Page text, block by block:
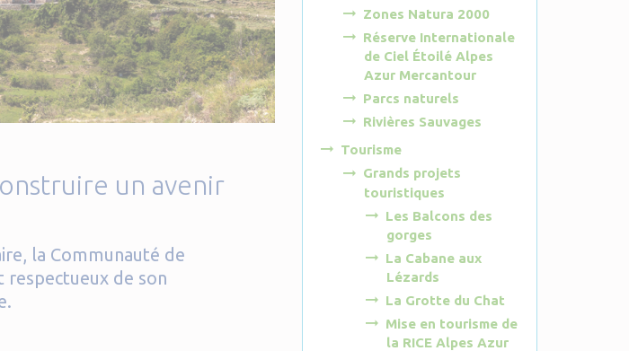
un avenir
la Communauté de
respectueux de son
Zones Natura 2000
Réserve Internationale
de Ciel Étoilé Alpes
Azur Mercantour
Parcs naturels
Rivières Sauvages
Tourisme
Grands projets
touristiques
Les Balcons des
gorges
La Cabane aux
Lézards
La Grotte du Chat
Mise en tourisme de
la RICE Alpes Azur